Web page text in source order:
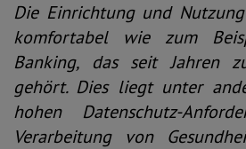
Die Einrichtung und
komfortabel wie zum
Banking, das seit Jahren
gehört. Dies liegt unter
hohen Datenschutz-
Verarbeitung von